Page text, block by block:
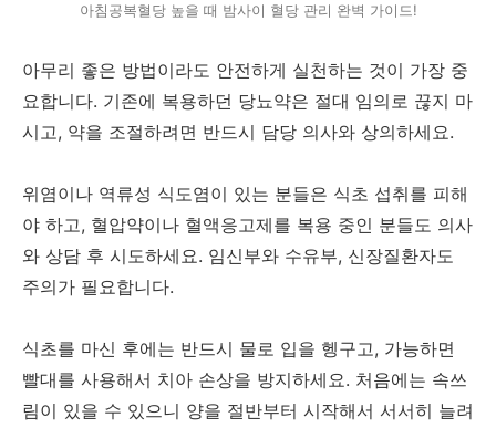
아침공복혈당 높을 때 밤사이 혈당 관리 완벽 가이드!
아무리 좋은 방법이라도 안전하게 실천하는 것이 가장 중
요합니다. 기존에 복용하던 당뇨약은 절대 임의로 끊지 마
시고, 약을 조절하려면 반드시 담당 의사와 상의하세요.
위염이나 역류성 식도염이 있는 분들은 식초 섭취를 피해
야 하고, 혈압약이나 혈액응고제를 복용 중인 분들도 의사
와 상담 후 시도하세요. 임신부와 수유부, 신장질환자도
주의가 필요합니다.
식초를 마신 후에는 반드시 물로 입을 헹구고, 가능하면
빨대를 사용해서 치아 손상을 방지하세요. 처음에는 속쓰
림이 있을 수 있으니 양을 절반부터 시작해서 서서히 늘려